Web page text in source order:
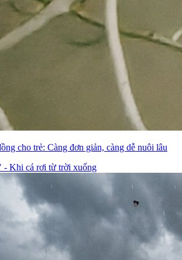
cho trẻ: Càng đơn giản, càng dễ nuôi lâu
- Khi cá rơi từ trời xuống